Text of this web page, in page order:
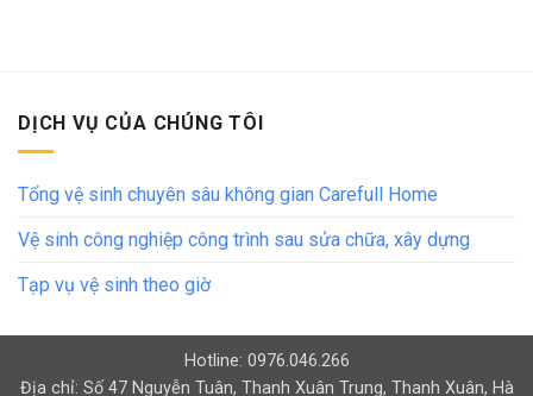
DỊCH VỤ CỦA CHÚNG TÔI
Tổng vệ sinh chuyên sâu không gian Carefull Home
Vệ sinh công nghiệp công trình sau sửa chữa, xây dựng
Tạp vụ vệ sinh theo giờ
Hotline: 0976.046.266
Địa chỉ: Số 47 Nguyễn Tuân, Thanh Xuân Trung, Thanh Xuân, Hà